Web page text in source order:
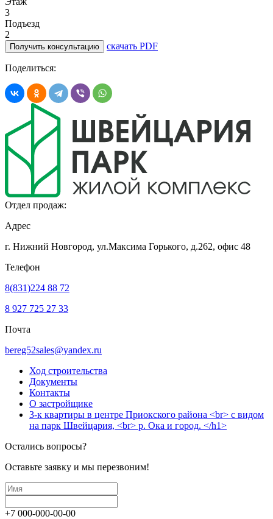
3
Подъезд
2
Получить консультацию скачать PDF
Поделиться:
Отдел продаж:
Адрес
г. Нижний Новгород, ул.Максима Горького, д.262, офис 48
Телефон
8(831)224 88 72
8 927 725 27 33
Почта
bereg52sales@yandex.ru
Ход строительства
Документы
Контакты
О застройщике
3-к квартиры в центре Приокского района <br> с видом
на парк Швейцария, <br> р. Ока и город. </h1>
Остались вопросы?
Оставьте заявку и мы перезвоним!
+7 000-000-00-00